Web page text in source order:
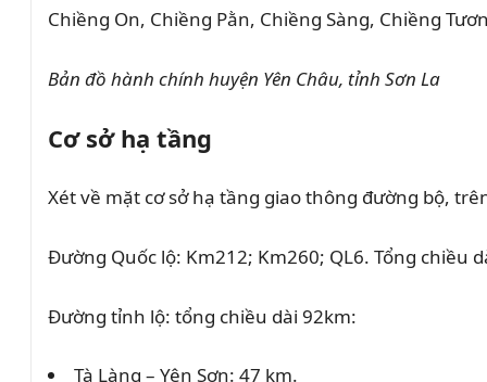
Chiềng On, Chiềng Pằn, Chiềng Sàng, Chiềng
Bản đồ hành chính huyện Yên Châu, tỉnh Sơn La
Cơ sở hạ tầng
Xét về mặt cơ sở hạ tầng giao thông đường bộ,
Đường Quốc lộ: Km212; Km260; QL6. Tổng chiều
Đường tỉnh lộ: tổng chiều dài 92km:
Tà Làng – Yên Sơn: 47 km.